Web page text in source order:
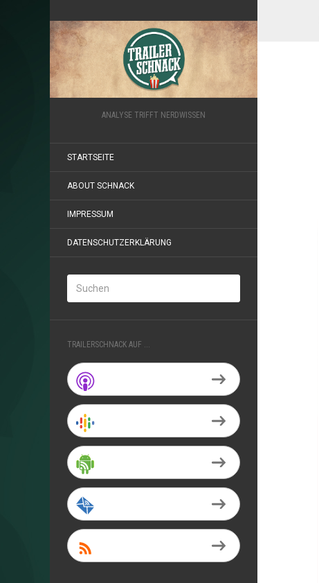
ANALYSE TRIFFT NERDWISSEN
STARTSEITE
ABOUT SCHNACK
IMPRESSUM
DATENSCHUTZERKLÄRUNG
TRAILERSCHNACK AUF ...